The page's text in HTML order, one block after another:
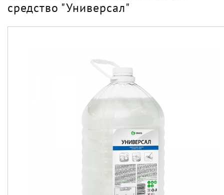
средство "Универсал"